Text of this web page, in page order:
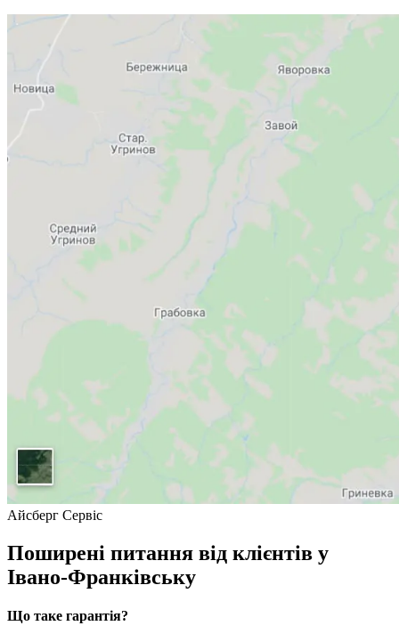
Айсберг Сервіс
Поширені питання від клієнтів у
Івано-Франківську
Що таке гарантія?